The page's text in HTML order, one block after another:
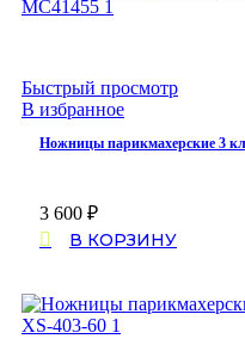
Быстрый просмотр
В избранное
Ножницы парикмахерские 3
3 600 ₽
В КОРЗИНУ